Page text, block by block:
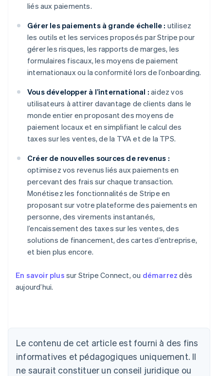
liés aux paiements.
Gérer les paiements à grande échelle : utilisez
les outils et les services proposés par Stripe pour
gérer les risques, les rapports de marges, les
formulaires fiscaux, les moyens de paiement
internationaux ou la conformité lors de l’onboarding.
Vous développer à l’international : aidez vos
utilisateurs à attirer davantage de clients dans le
monde entier en proposant des moyens de
paiement locaux et en simplifiant le calcul des
taxes sur les ventes, de la TVA et de la TPS.
Créer de nouvelles sources de revenus :
optimisez vos revenus liés aux paiements en
percevant des frais sur chaque transaction.
Monétisez les fonctionnalités de Stripe en
proposant sur votre plateforme des paiements en
personne, des virements instantanés,
l’encaissement des taxes sur les ventes, des
solutions de financement, des cartes d’entreprise,
et bien plus encore.
En savoir plus sur Stripe Connect, ou démarrez dès
aujourd’hui.
Le contenu de cet article est fourni à des fins
informatives et pédagogiques uniquement. Il
ne saurait constituer un conseil juridique ou
Allemagne
Deutsch
Australie
English